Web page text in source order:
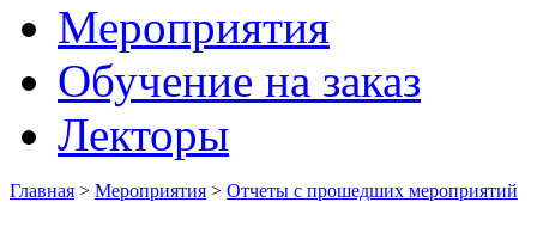
Мероприятия
Обучение на заказ
Лекторы
Главная > Мероприятия > Отчеты с прошедших мероприятий